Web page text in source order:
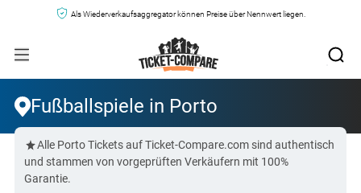
Als Wiederverkaufsaggregator können Preise über Nennwert liegen.
Fußballspiele in Porto
Alle Porto Tickets auf Ticket-Compare.com sind authentisch
und stammen von vorgeprüften Verkäufern mit 100%
Garantie.